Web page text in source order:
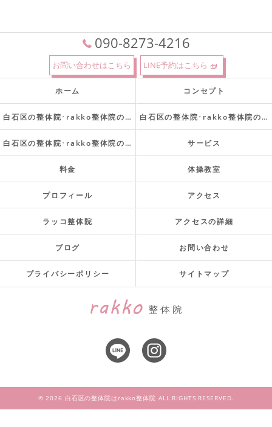
090-8273-4216
お問い合わせはこちら LINE予約はこちら
ホーム コンセプト
白石区の整体院･rakko整体院の口コミ情報 白石区の整体院･rakko整体院の評判
白石区の整体院･rakko整体院のお客様の声 サービス
料金 体操教室
プロフィール アクセス
ラッコ整体院 アクセスの詳細
ブログ お問い合わせ
プライバシーポリシー サイトマップ
© 2026 白石区の整体院はrakko整体院 ALL RIGHTS RESERVED.